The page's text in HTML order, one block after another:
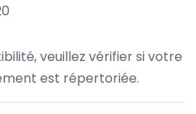
veuillez vérifier si votre
est répertoriée.